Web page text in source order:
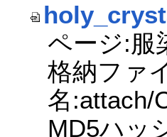
ページ:服
格納ファ
名:attach/
MD5ハッ